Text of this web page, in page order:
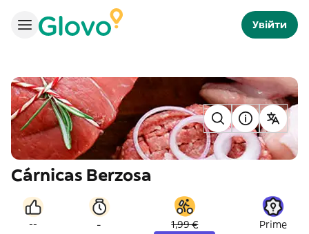
Увійти
Cárnicas Berzosa
-- - 1,99 € Prime